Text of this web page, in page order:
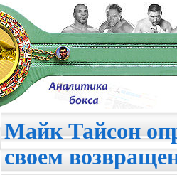
Майк Тайсон
своем